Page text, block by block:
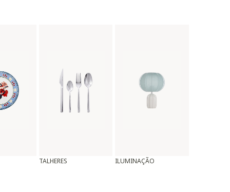
TALHERES ILUMINAÇÃO